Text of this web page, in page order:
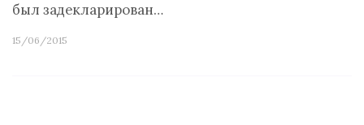
был задекларирован…
15/06/2015